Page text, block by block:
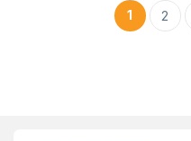
1 2